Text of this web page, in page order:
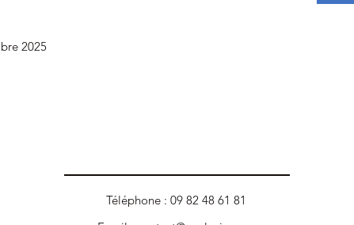
2025
Téléphone : 09 82 48 61 81